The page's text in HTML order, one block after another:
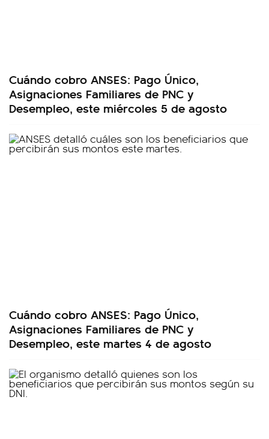
Cuándo cobro ANSES: Pago Único,
Asignaciones Familiares de PNC y
Desempleo, este miércoles 5 de agosto
Cuándo cobro ANSES: Pago Único,
Asignaciones Familiares de PNC y
Desempleo, este martes 4 de agosto